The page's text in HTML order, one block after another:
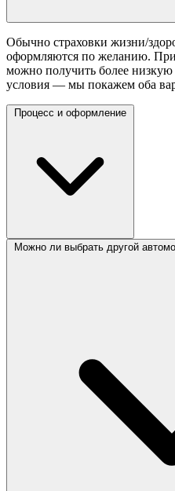
Обычно страховки жизни/
оформляются по желанию.
можно получить более
условия — мы покажем оба
Процесс и оформление
Можно ли выбрать другой